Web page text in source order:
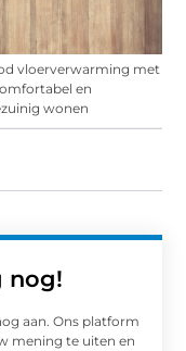
vloerverwarming met
en
wonen
nog!
aan. Ons platform
mening te uiten en